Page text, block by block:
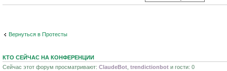
Вернуться в Протесты
КТО СЕЙЧАС НА КОНФЕРЕНЦИИ
Сейчас этот форум просматривают: ClaudeBot trendictionbot и гости: 0